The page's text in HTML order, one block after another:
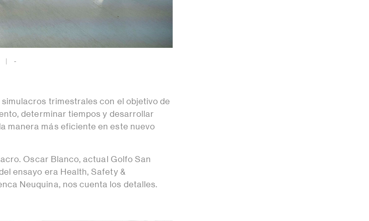
-
trimestrales con el objetivo de
determinar tiempos y desarrollar
manera más eficiente en este nuevo
Oscar Blanco, actual Golfo San
ensayo era Health, Safety &
Neuquina, nos cuenta los detalles.